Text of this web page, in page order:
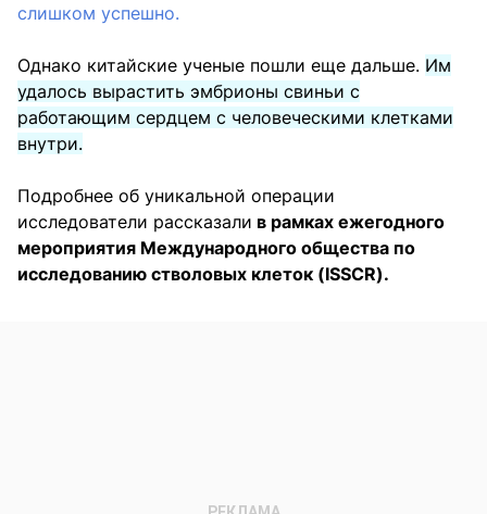
слишком успешно.
Однако китайские ученые пошли еще дальше. Им
удалось вырастить эмбрионы свиньи с
работающим сердцем с человеческими клетками
внутри.
Подробнее об уникальной операции
исследователи рассказали в рамках ежегодного
мероприятия Международного общества по
исследованию стволовых клеток (ISSCR).